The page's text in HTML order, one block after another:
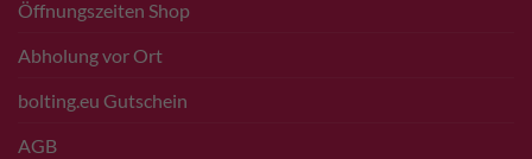
Öffnungszeiten Shop
Abholung vor Ort
bolting.eu Gutschein
AGB